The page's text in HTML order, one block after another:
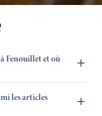
Fenouillet et où
les articles